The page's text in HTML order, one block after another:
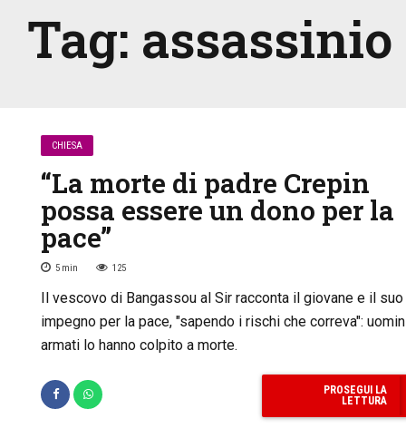
Tag: assassinio
CHIESA
“La morte di padre Crepin
possa essere un dono per la
pace”
5 min 125
Il vescovo di Bangassou al Sir racconta il giovane e il suo
impegno per la pace, "sapendo i rischi che correva":
armati lo hanno colpito a morte.
PROSEGUI LA
LETTURA